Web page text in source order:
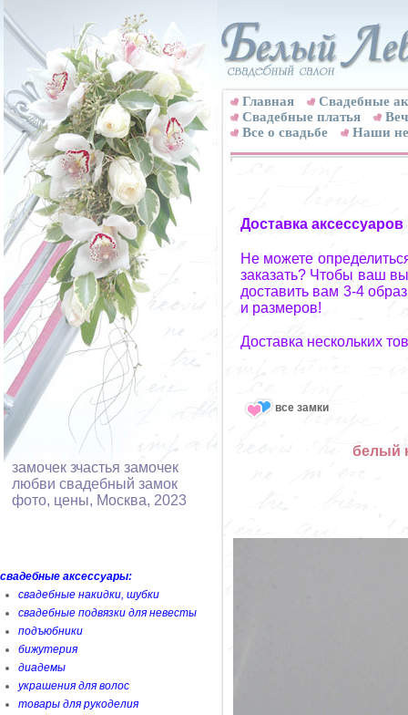
замочек зчастья замочек
любви свадебный замок
фото, цены, Москва, 2023
свадебные аксессуары:
свадебные накидки, шубки
свадебные подвязки для невесты
подъюбники
бижутерия
диадемы
украшения для волос
товары для рукоделия
Главная
Свадебные
Cвадебные платья
Все о свадьбе
Наши
Доставка
Не можете
заказать? Чтобы ваш
доставить вам 3-4
и размеров!
Доставка нескольких
все замки
белый